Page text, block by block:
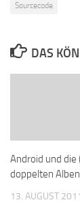
Sourcecode
DAS
Android und die
doppelten Alben
13. AUGUST